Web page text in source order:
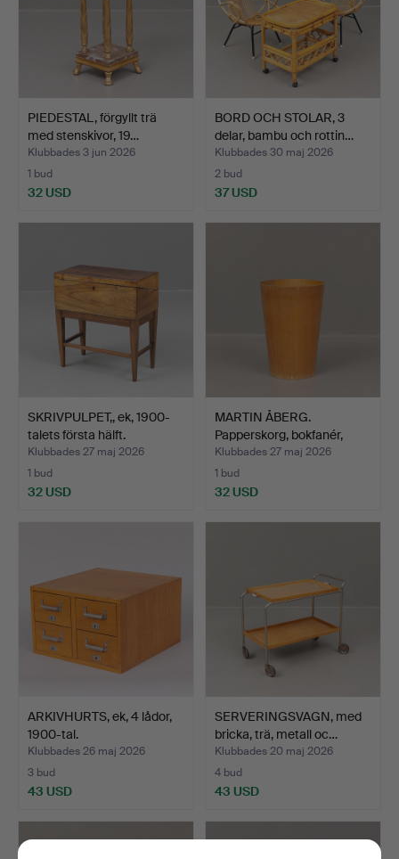
PIEDESTAL, förgyllt trä
med stenskivor, 19…
Klubbades 3 jun 2026
1 bud
32 USD
BORD OCH STOLAR, 3
delar, bambu och rottin…
Klubbades 30 maj 2026
2 bud
37 USD
SKRIVPULPET,, ek, 1900-
talets första hälft.
Klubbades 27 maj 2026
1 bud
32 USD
MARTIN ÅBERG.
Papperskorg, bokfanér,
Serve…
Klubbades 27 maj 2026
1 bud
32 USD
ARKIVHURTS, ek, 4 lådor,
1900-tal.
Klubbades 26 maj 2026
3 bud
43 USD
SERVERINGSVAGN, med
bricka, trä, metall oc…
Klubbades 20 maj 2026
4 bud
43 USD